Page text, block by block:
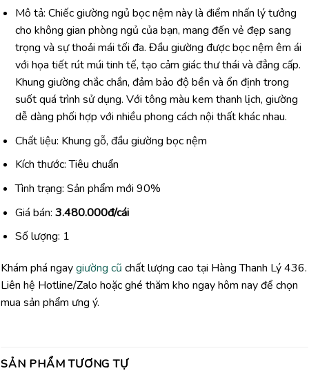
Mô tả: Chiếc giường ngủ bọc nệm này là điểm nhấn lý tưởng
cho không gian phòng ngủ của bạn, mang đến vẻ đẹp sang
trọng và sự thoải mái tối đa. Đầu giường được bọc nệm êm ái
với họa tiết rút múi tinh tế, tạo cảm giác thư thái và đẳng cấp.
Khung giường chắc chắn, đảm bảo độ bền và ổn định trong
suốt quá trình sử dụng. Với tông màu kem thanh lịch, giường
dễ dàng phối hợp với nhiều phong cách nội thất khác nhau.
Chất liệu: Khung gỗ, đầu giường bọc nệm
Kích thước: Tiêu chuẩn
Tình trạng: Sản phẩm mới 90%
Giá bán: 3.480.000đ/cái
Số lượng: 1
Khám phá ngaygiường cũ chất lượng cao tại Hàng Thanh Lý 436.
Liên hệ Hotline/Zalo hoặc ghé thăm kho ngay hôm nay để chọn
mua sản phẩm ưng ý.
SẢN PHẨM TƯƠNG TỰ